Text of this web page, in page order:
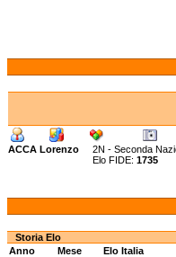
ACCA Lorenzo
2N - Seconda
Elo FIDE: 1735
Storia Elo
Anno
Mese Elo Italia